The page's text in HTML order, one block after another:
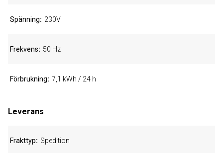
Spänning 230V
Frekvens 50 Hz
Förbrukning 7,1 kWh / 24 h
Leverans
Frakttyp Spedition